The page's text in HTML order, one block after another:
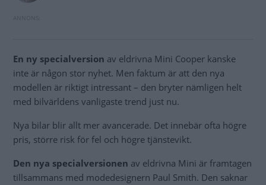
En ny specialversion av eldrivna Mini Cooper kanske
inte är någon stor nyhet. Men faktum är att den nya
modellen är riktigt intressant – den bryter nämligen helt
med bilvärldens vanligaste trend just nu.
Nya bilar blir allt mer avancerade. Det innebär ofta högre
pris, större risk för fel och högre tjänstevikt.
Den nya specialversionen av eldrivna Mini är framtagen
tillsammans med modedesignern Paul Smith. Den saknar